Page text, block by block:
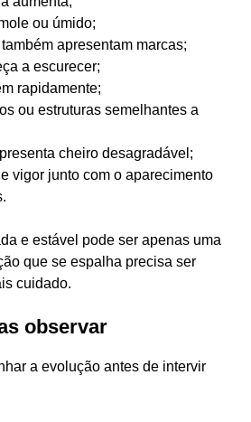
ou úmido;
apresentam marcas;
a escurecer;
rapidamente;
ou estruturas semelhantes a
cheiro desagradável;
vigor junto com o aparecimento
e estável pode ser apenas uma
que se espalha precisa ser
cuidado.
observar
a evolução antes de intervir